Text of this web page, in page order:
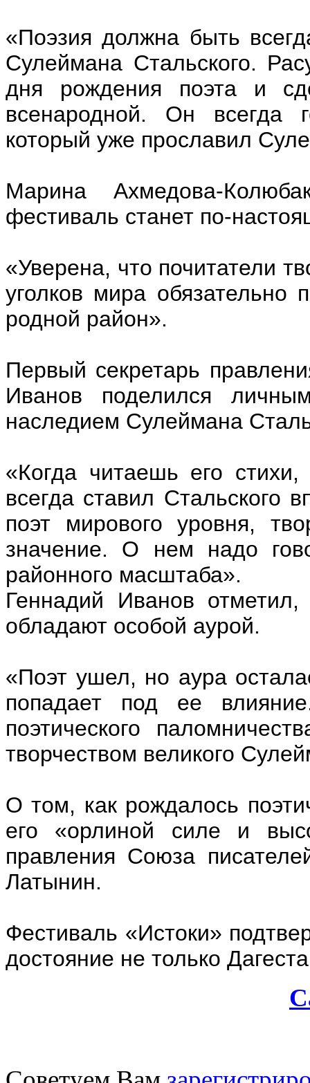
«Поэзия должна быть
Сулеймана Стальского.
дня рождения поэта и
всенародной. Он всегда
который уже прославил
Марина Ахмедова-
фестиваль станет по-
«Уверена, что почитатели
уголков мира обязательно
родной район».
Первый секретарь
Иванов поделился
наследием Сулеймана
«Когда читаешь его
всегда ставил Стальского
поэт мирового уровня,
значение. О нем надо
районного масштаба».
Геннадий Иванов
обладают особой аурой.
«Поэт ушел, но аура
попадает под ее
поэтического
творчеством великого
О том, как рождалось
его «орлиной силе и
правления Союза
Латынин.
Фестиваль «Истоки»
достояние не только